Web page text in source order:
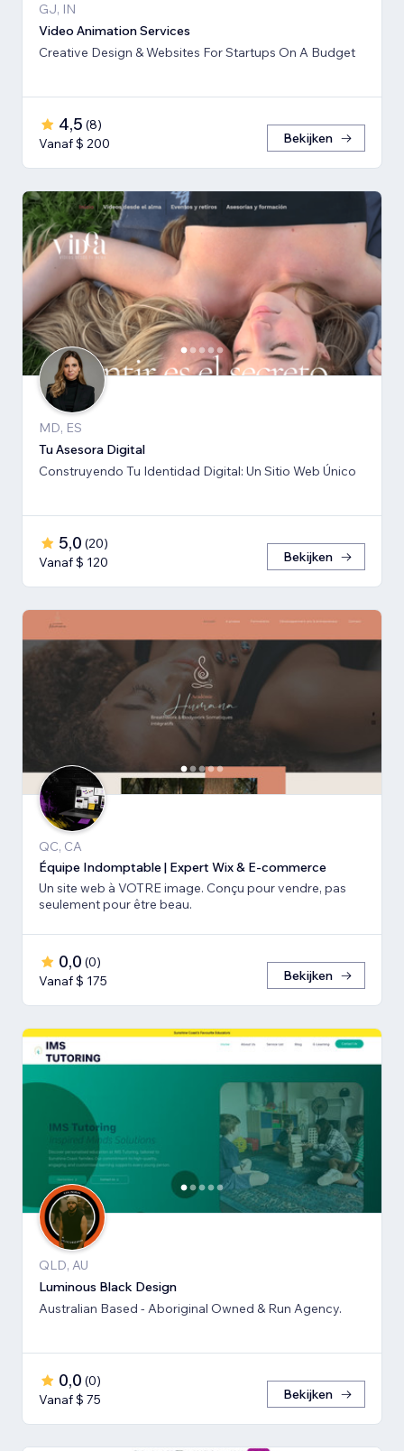
GJ, IN
Video Animation Services
Creative Design & Websites For Startups On A Budget
4,5 (8)
Vanaf $ 200
Bekijken
MD, ES
Tu Asesora Digital
Construyendo Tu Identidad Digital: Un Sitio Web Único
5,0 (20)
Vanaf $ 120
Bekijken
QC, CA
Équipe Indomptable | Expert Wix & E-commerce
Un site web à VOTRE image. Conçu pour vendre, pas
seulement pour être beau.
0,0 (0)
Vanaf $ 175
Bekijken
QLD, AU
Luminous Black Design
Australian Based - Aboriginal Owned & Run Agency.
0,0 (0)
Vanaf $ 75
Bekijken